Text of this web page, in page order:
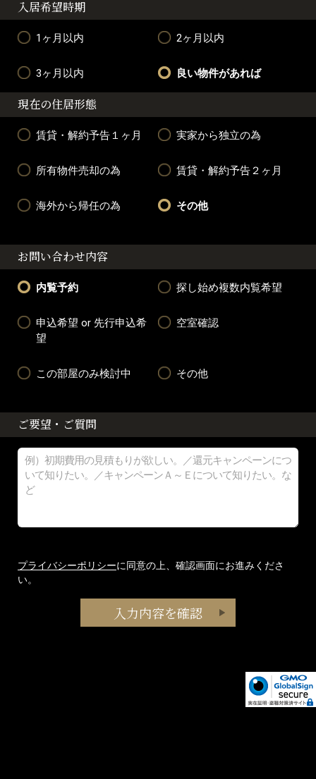
入居希望時期
1ヶ月以内 2ヶ月以内
3ヶ月以内 良い物件があれば
現在の住居形態
賃貸・解約予告１ヶ月 実家から独立の為
所有物件売却の為 賃貸・解約予告２ヶ月
海外から帰任の為 その他
お問い合わせ内容
内覧予約 探し始め複数内覧希望
申込希望 or 先行申込希
望
空室確認
この部屋のみ検討中 その他
ご要望・ご質問
プライバシーポリシーに同意の上、確認画面にお進みくださ
い。